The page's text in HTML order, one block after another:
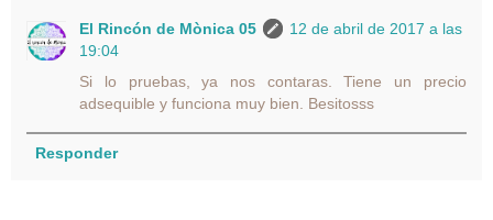
El Rincón de Mònica 05
12 de abril de 2017 a las
19:04
Si lo pruebas, ya nos contaras. Tiene un precio
adsequible y funciona muy bien. Besitosss
Responder